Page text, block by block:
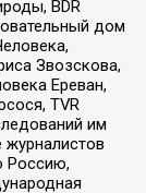
BDR
дом
Звозскова,
Ереван,
TVR
им
Россию,